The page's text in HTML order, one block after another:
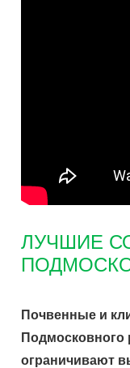
ЛУЧШИЕ
Почвенные и
Подмосковного
ограничивают